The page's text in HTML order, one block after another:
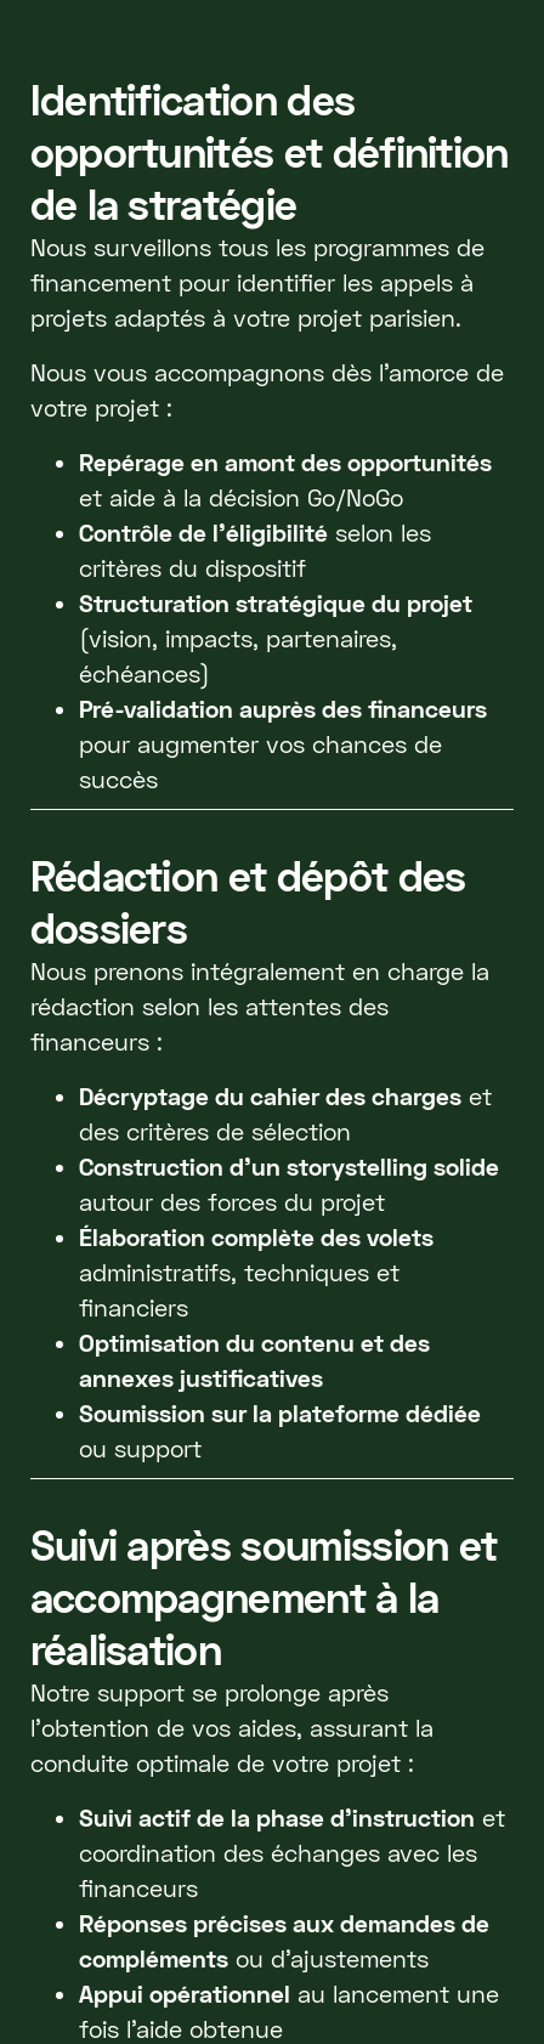
Identification des
opportunités et définition
de la stratégie
Nous surveillons tous les programmes de
financement pour identifier les appels à
projets adaptés à votre projet parisien.
Nous vous accompagnons dès l’amorce de
votre projet :
Repérage en amont des opportunités
et aide à la décision Go/NoGo
Contrôle de l’éligibilitéselon les
critères du dispositif
Structuration stratégique du projet
(vision, impacts, partenaires,
échéances)
Pré-validation auprès des financeurs
pour augmenter vos chances de
succès
Rédaction et dépôt des
dossiers
Nous prenons intégralement en charge la
rédaction selon les attentes des
financeurs :
Décryptage du cahier des chargeset
des critères de sélection
Construction d’un storystelling solide
autour des forces du projet
Élaboration complète des volets
administratifs, techniques et
financiers
Optimisation du contenu et des
annexes justificatives
Soumission sur la plateforme dédiée
ou support
Suivi après soumission et
accompagnement à la
réalisation
Notre support se prolonge après
l’obtention de vos aides, assurant la
conduite optimale de votre projet :
Suivi actif de la phase d’instruction et
coordination des échanges avec les
financeurs
Réponses précises aux demandes de
complémentsou d’ajustements
Appui opérationnel au lancement une
fois l’aide obtenue